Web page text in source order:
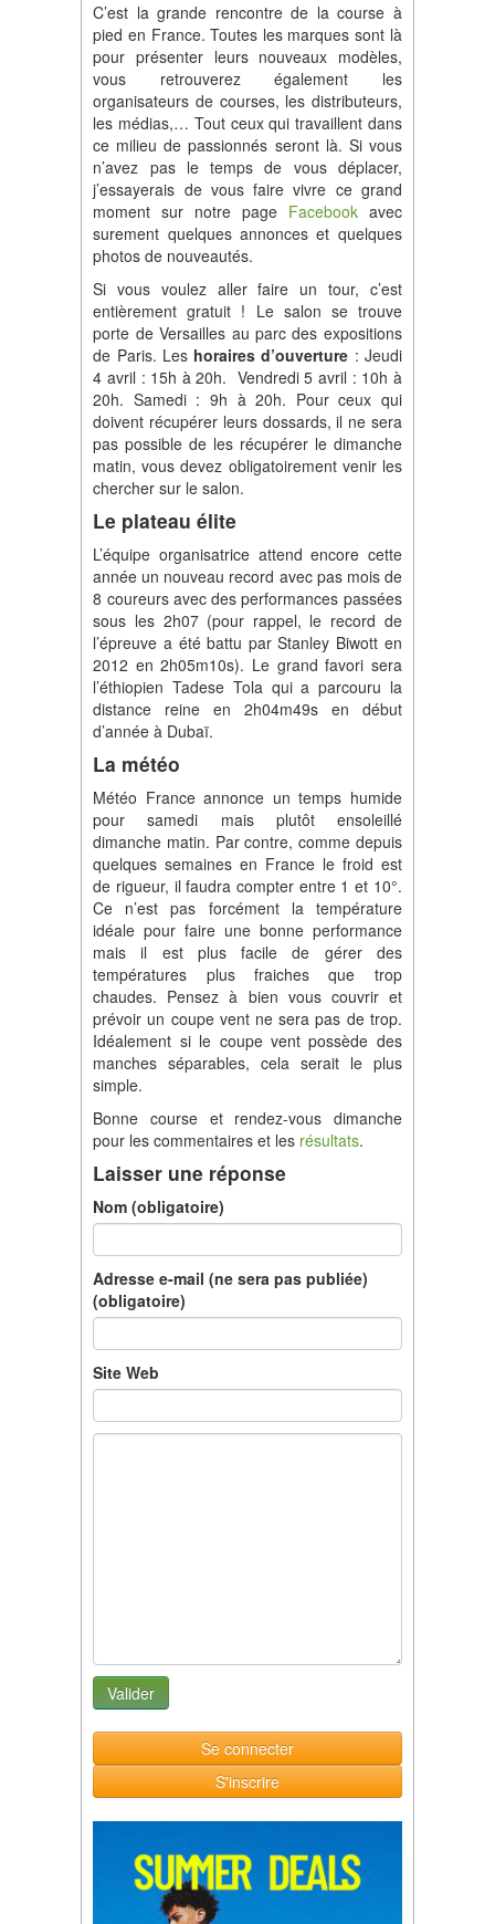
C’est la grande rencontre de la course à
pied en France. Toutes les marques sont là
pour présenter leurs nouveaux modèles,
vous retrouverez également les
organisateurs de courses, les distributeurs,
les médias,… Tout ceux qui travaillent dans
ce milieu de passionnés seront là. Si vous
n’avez pas le temps de vous déplacer,
j’essayerais de vous faire vivre ce grand
moment sur notre page Facebookavec
surement quelques annonces et quelques
photos de nouveautés.
Si vous voulez aller faire un tour, c’est
entièrement gratuit ! Le salon se trouve
porte de Versailles au parc des expositions
de Paris. Les horaires d’ouverture : Jeudi
4 avril : 15h à 20h. Vendredi 5 avril : 10h à
20h. Samedi : 9h à 20h. Pour ceux qui
doivent récupérer leurs dossards, il ne sera
pas possible de les récupérer le dimanche
matin, vous devez obligatoirement venir les
chercher sur le salon.
Le plateau élite
L’équipe organisatrice attend encore cette
année un nouveau record avec pas mois de
8 coureurs avec des performances passées
sous les 2h07 (pour rappel, le record de
l’épreuve a été battu par Stanley Biwott en
2012 en 2h05m10s). Le grand favori sera
l’éthiopien Tadese Tola qui a parcouru la
distance reine en 2h04m49s en début
d’année à Dubaï.
La météo
Météo France annonce un temps humide
pour samedi mais plutôt ensoleillé
dimanche matin. Par contre, comme depuis
quelques semaines en France le froid est
de rigueur, il faudra compter entre 1 et 10°.
Ce n’est pas forcément la température
idéale pour faire une bonne performance
mais il est plus facile de gérer des
températures plus fraiches que trop
chaudes. Pensez à bien vous couvrir et
prévoir un coupe vent ne sera pas de trop.
Idéalement si le coupe vent possède des
manches séparables, cela serait le plus
simple.
Bonne course et rendez-vous dimanche
pour les commentaires et les résultats.
Laisser une réponse
Nom (obligatoire)
Adresse e-mail (ne sera pas publiée)
(obligatoire)
Site Web
Se connecter
S'inscrire